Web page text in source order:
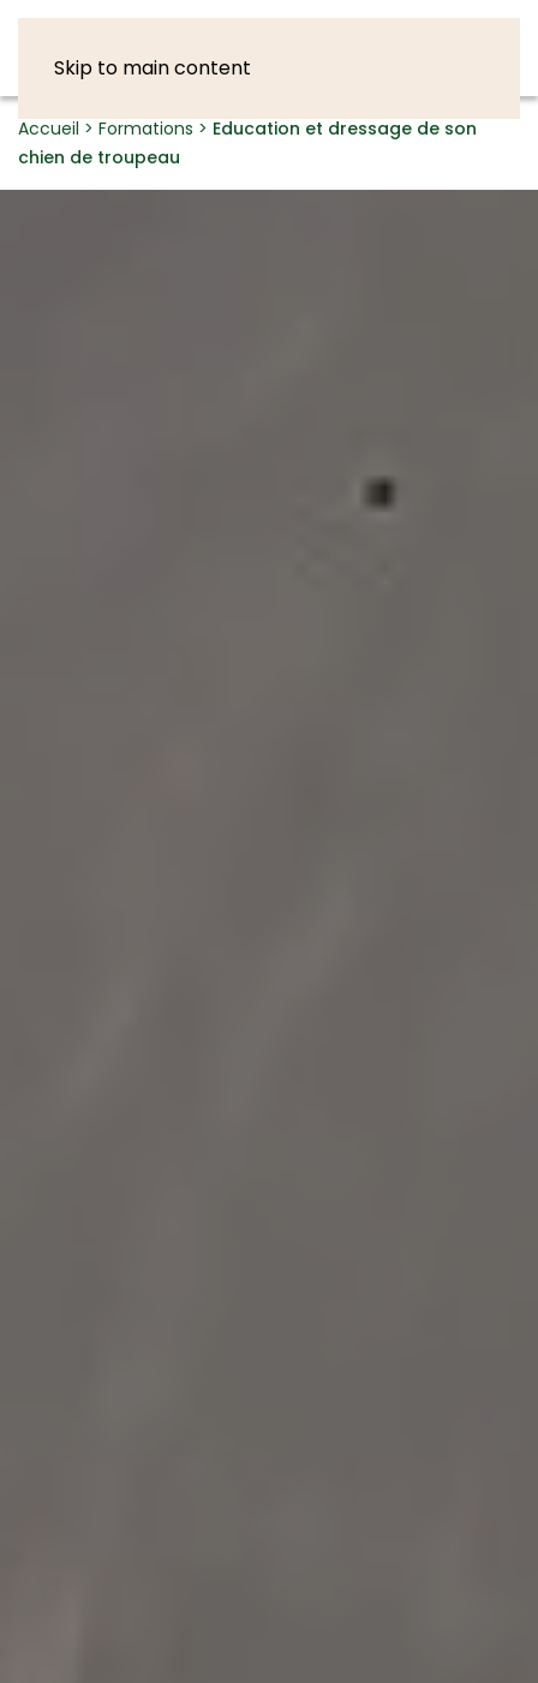
Skip to main content
Accueil > Formations > Education et dressage de son
chien de troupeau